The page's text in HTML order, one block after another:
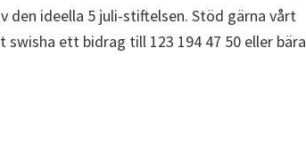
den ideella 5 juli-stiftelsen. Stöd gärna vårt
swisha ett bidrag till 123 194 47 50 eller bära